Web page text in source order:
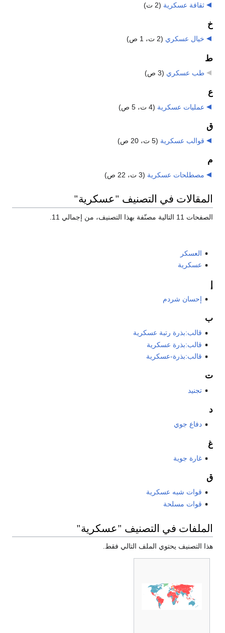
ثقافة عسكرية (2 ت)
خ
خيال عسكري (2 ت، 1 ص)
ط
طب عسكري (3 ص)
ع
عمليات عسكرية (4 ت، 5 ص)
ق
قوالب عسكرية (5 ت، 20 ص)
م
مصطلحات عسكرية (3 ت، 22 ص)
المقالات في التصنيف "عسكرية"
الصفحات 11 التالية مصنّفة بهذا التصنيف، من إجمالي 11.
العسكر
عسكرية
إحسان شردم
ب
قالب:بذرة رتبة عسكرية
قالب:بذرة عسكرية
قالب:بذرة-عسكرية
ت
تجنيد
د
دفاع جوي
غ
غارة جوية
ق
قوات شبه عسكرية
قوات مسلحة
الملفات في التصنيف "عسكرية"
هذا التصنيف يحتوي الملف التالي فقط.